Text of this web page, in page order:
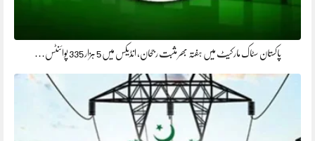
پاکستان سٹاک مارکیٹ میں ہفتہ بھر مثبت رجحان، انڈیکس میں 5 ہزار 335 پوائنٹس…